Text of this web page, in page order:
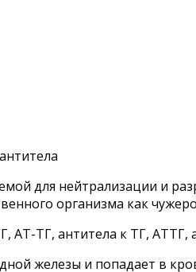
для нейтрализации и
организма как
АТ-ТГ, антитела к ТГ,
железы и попадает в